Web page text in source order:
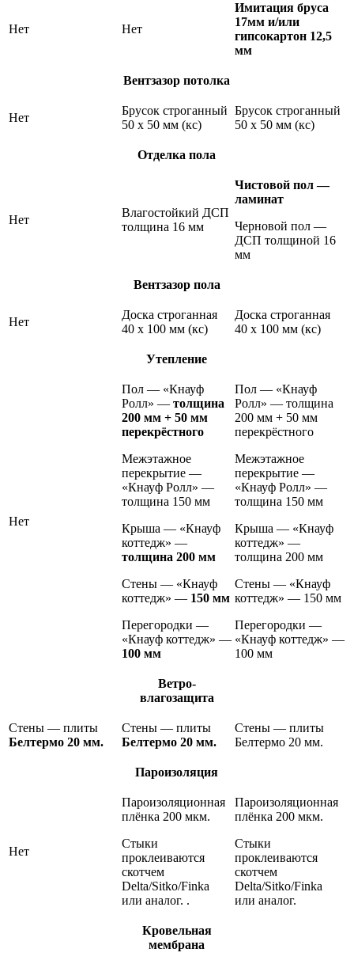
Нет Нет
Имитация бруса
17мм и/или
гипсокартон 12,5
мм
Вентзазор потолка
Нет
Брусок строганный
50 х 50 мм (кс)
Брусок строганный
50 х 50 мм (кс)
Отделка пола
Нет
Влагостойкий ДСП
толщина 16 мм
Чистовой пол —
ламинат
Черновой пол —
ДСП толщиной 16
мм
Вентзазор пола
Нет
Доска строганная
40 х 100 мм (кс)
Доска строганная
40 х 100 мм (кс)
Утепление
Нет
Пол — «Кнауф
Ролл» — толщина
200 мм + 50 мм
перекрёстного
Межэтажное
перекрытие —
«Кнауф Ролл» —
толщина 150 мм
Крыша — «Кнауф
коттедж» —
толщина 200 мм
Стены — «Кнауф
коттедж» — 150 мм
Перегородки —
«Кнауф коттедж» —
100 мм
Пол — «Кнауф
Ролл» — толщина
200 мм + 50 мм
перекрёстного
Межэтажное
перекрытие —
«Кнауф Ролл» —
толщина 150 мм
Крыша — «Кнауф
коттедж» —
толщина 200 мм
Стены — «Кнауф
коттедж» — 150 мм
Перегородки —
«Кнауф коттедж» —
100 мм
Ветро-
влагозащита
Стены — плиты
Белтермо 20 мм.
Стены — плиты
Белтермо 20 мм.
Стены — плиты
Белтермо 20 мм.
Пароизоляция
Нет
Пароизоляционная
плёнка 200 мкм.
Стыки
проклеиваются
скотчем
Delta/Sitko/Finka
или аналог. .
Пароизоляционная
плёнка 200 мкм.
Стыки
проклеиваются
скотчем
Delta/Sitko/Finka
или аналог.
Кровельная
мембрана